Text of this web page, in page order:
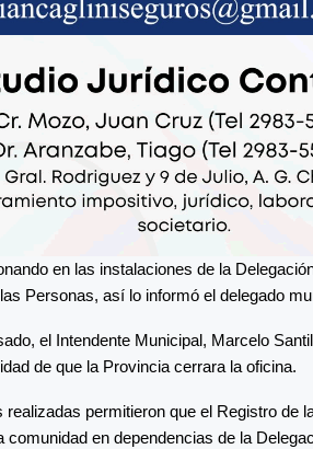
en las instalaciones de la
Personas, así lo informó el delegado
el Intendente Municipal, Marcelo
de que la Provincia cerrara la oficina.
realizadas permitieron que el Registro de
comunidad en dependencias de la